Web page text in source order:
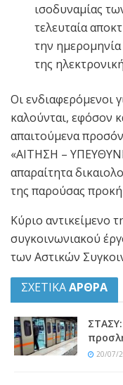
ισοδυναμίας
τελευταία
την
της
Οι ενδιαφερόμενοι
καλούνται, εφόσον
απαιτούμενα
«ΑΙΤΗΣΗ –
απαραίτητα
της παρούσας
Κύριο αντικείμενο
συγκοινωνιακού
των Αστικών
ΣΧΕΤΙΚΑΑΡΘΡΑ
20/07/